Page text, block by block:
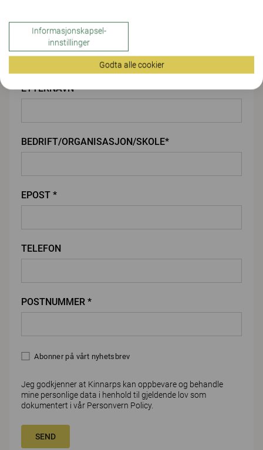
FORNAVN*
ETTERNAVN*
BEDRIFT/ORGANISASJON/SKOLE*
EPOST *
TELEFON
POSTNUMMER *
Abonner på vårt nyhetsbrev
Jeg godkjenner at Kinnarps kan oppbevare og behandle
mine personlige data i henhold til gjeldende lov som
dokumentert i vår Personvern Policy.
SEND
Informasjonskapsel-
innstillinger
Godta alle cookier